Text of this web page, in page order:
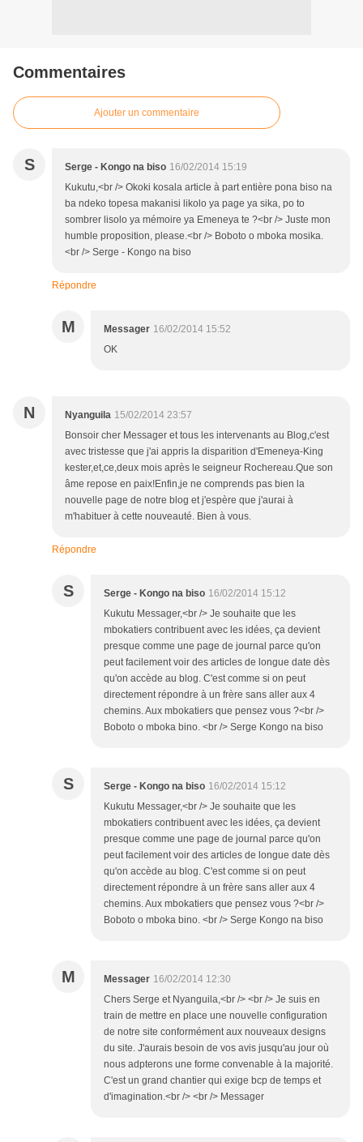
Commentaires
Ajouter un commentaire
S Serge - Kongo na biso 16/02/2014 15:19
Kukutu,<br /> Okoki kosala article à part entière pona biso na
ba ndeko topesa makanisi likolo ya page ya sika, po to
sombrer lisolo ya mémoire ya Emeneya te ?<br /> Juste mon
humble proposition, please.<br /> Boboto o mboka mosika.
<br /> Serge - Kongo na biso
Répondre
M Messager 16/02/2014 15:52
OK
N Nyanguila 15/02/2014 23:57
Bonsoir cher Messager et tous les intervenants au Blog,c'est
avec tristesse que j'ai appris la disparition d'Emeneya-King
kester,et,ce,deux mois après le seigneur Rochereau.Que son
âme repose en paix!Enfin,je ne comprends pas bien la
nouvelle page de notre blog et j'espère que j'aurai à
m'habituer à cette nouveauté. Bien à vous.
Répondre
S Serge - Kongo na biso 16/02/2014 15:12
Kukutu Messager,<br /> Je souhaite que les
mbokatiers contribuent avec les idées, ça devient
presque comme une page de journal parce qu'on
peut facilement voir des articles de longue date dès
qu'on accède au blog. C'est comme si on peut
directement répondre à un frère sans aller aux 4
chemins. Aux mbokatiers que pensez vous ?<br />
Boboto o mboka bino. <br /> Serge Kongo na biso
S Serge - Kongo na biso 16/02/2014 15:12
Kukutu Messager,<br /> Je souhaite que les
mbokatiers contribuent avec les idées, ça devient
presque comme une page de journal parce qu'on
peut facilement voir des articles de longue date dès
qu'on accède au blog. C'est comme si on peut
directement répondre à un frère sans aller aux 4
chemins. Aux mbokatiers que pensez vous ?<br />
Boboto o mboka bino. <br /> Serge Kongo na biso
M Messager 16/02/2014 12:30
Chers Serge et Nyanguila,<br /> <br /> Je suis en
train de mettre en place une nouvelle configuration
de notre site conformément aux nouveaux designs
du site. J'aurais besoin de vos avis jusqu'au jour où
nous adpterons une forme convenable à la majorité.
C'est un grand chantier qui exige bcp de temps et
d'imagination.<br /> <br /> Messager